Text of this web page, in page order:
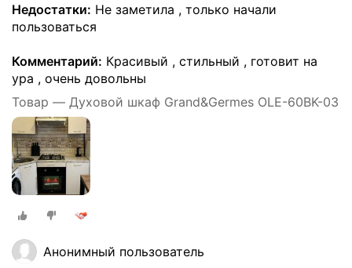
Недостатки: Не заметила , только начали
пользоваться
Комментарий: Красивый , стильный , готовит на
ура , очень довольны
Товар — Духовой шкаф Grand&Germes OLE-60BK-03
Анонимный пользователь